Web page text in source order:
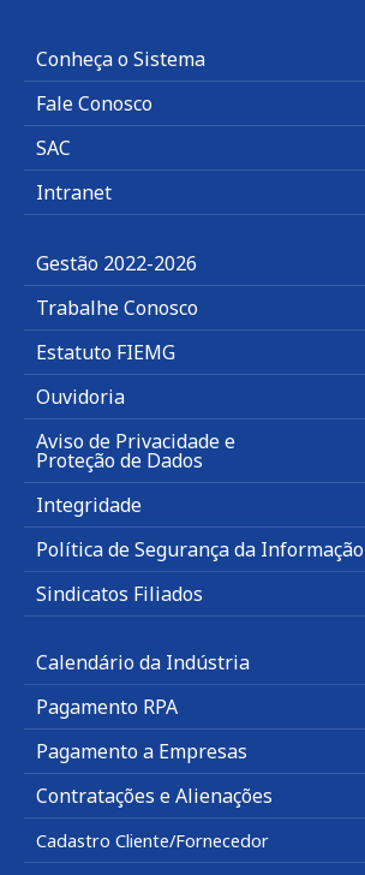
Conheça o Sistema
Fale Conosco
SAC
Intranet
Gestão 2022-2026
Trabalhe Conosco
Estatuto FIEMG
Ouvidoria
Aviso de Privacidade e
Proteção de Dados
Integridade
Política de Segurança da Informação
Sindicatos Filiados
Calendário da Indústria
Pagamento RPA
Pagamento a Empresas
Contratações e Alienações
Cadastro Cliente/Fornecedor